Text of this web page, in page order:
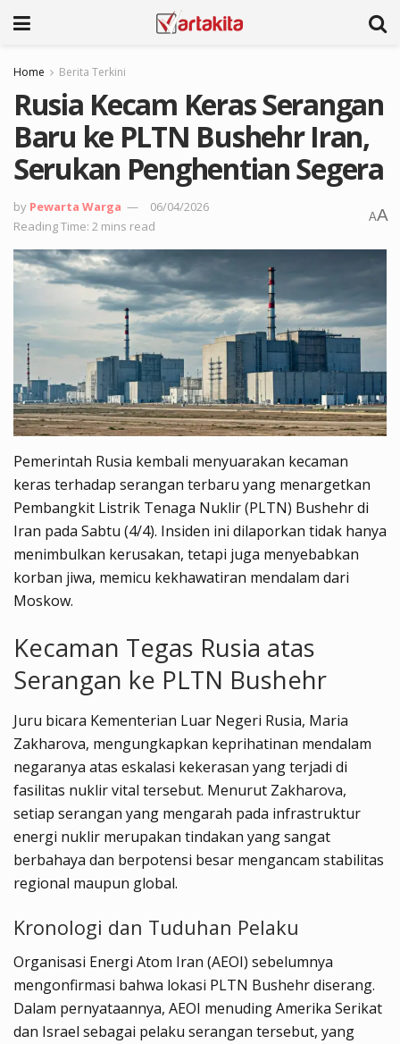
Home Berita Terkini
Rusia Kecam Keras Serangan
Baru ke PLTN Bushehr Iran,
Serukan Penghentian Segera
by Pewarta Warga
06/04/2026
Reading Time: 2 mins read
AA
Pemerintah Rusia kembali menyuarakan kecaman
keras terhadap serangan terbaru yang menargetkan
Pembangkit Listrik Tenaga Nuklir (PLTN) Bushehr di
Iran pada Sabtu (4/4). Insiden ini dilaporkan tidak hanya
menimbulkan kerusakan, tetapi juga menyebabkan
korban jiwa, memicu kekhawatiran mendalam dari
Moskow.
Kecaman Tegas Rusia atas
Serangan ke PLTN Bushehr
Juru bicara Kementerian Luar Negeri Rusia, Maria
Zakharova, mengungkapkan keprihatinan mendalam
negaranya atas eskalasi kekerasan yang terjadi di
fasilitas nuklir vital tersebut. Menurut Zakharova,
setiap serangan yang mengarah pada infrastruktur
energi nuklir merupakan tindakan yang sangat
berbahaya dan berpotensi besar mengancam stabilitas
regional maupun global.
Kronologi dan Tuduhan Pelaku
Organisasi Energi Atom Iran (AEOI) sebelumnya
mengonfirmasi bahwa lokasi PLTN Bushehr diserang.
Dalam pernyataannya, AEOI menuding Amerika Serikat
dan Israel sebagai pelaku serangan tersebut, yang